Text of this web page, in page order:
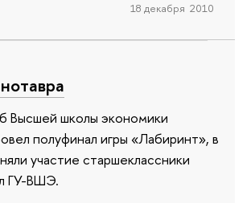
18 декабря 2010
Высшей школы экономики
полуфинал игры «Лабиринт», в
участие старшеклассники
ГУ-ВШЭ.